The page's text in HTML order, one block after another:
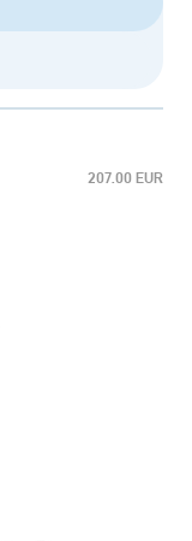
207.00 EUR